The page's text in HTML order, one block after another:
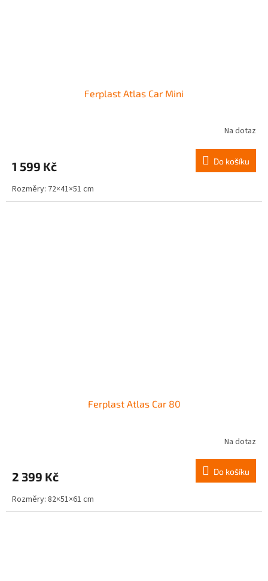
Ferplast Atlas Car Mini
Na dotaz
1 599 Kč Do košíku
Rozměry: 72×41×51 cm
Ferplast Atlas Car 80
Na dotaz
2 399 Kč Do košíku
Rozměry: 82×51×61 cm